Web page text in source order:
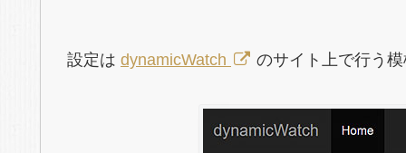
設定は dynamicWatch のサイト上で行う